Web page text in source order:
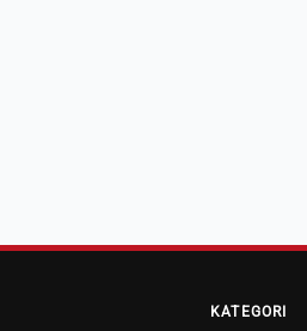
KATEGORI